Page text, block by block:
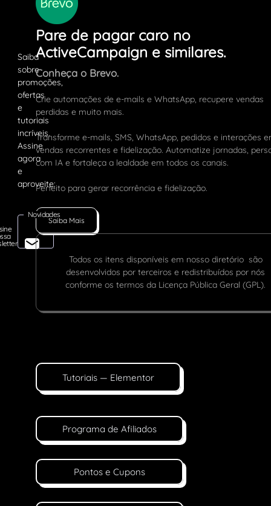
Novidades
Pare de pagar caro no
ActiveCampaign e similares.
Conheça o Brevo.
Crie automações de e-mails e WhatsApp, recupere vendas
perdidas e muito mais.
Transforme e-mails, SMS, WhatsApp, pedidos e interações
vendas recorrentes e fidelização. Automatize jornadas,
com IA e fortaleça a lealdade em todos os canais.
Perfeito para gerar recorrência e fidelização.
Saiba Mais
Todos os itens disponíveis em nosso diretório são
desenvolvidos por terceiros e redistribuídos por nós
conforme os termos da Licença Pública Geral (GPL).
Tutoriais — Elementor
Programa de Afiliados
Pontos e Cupons